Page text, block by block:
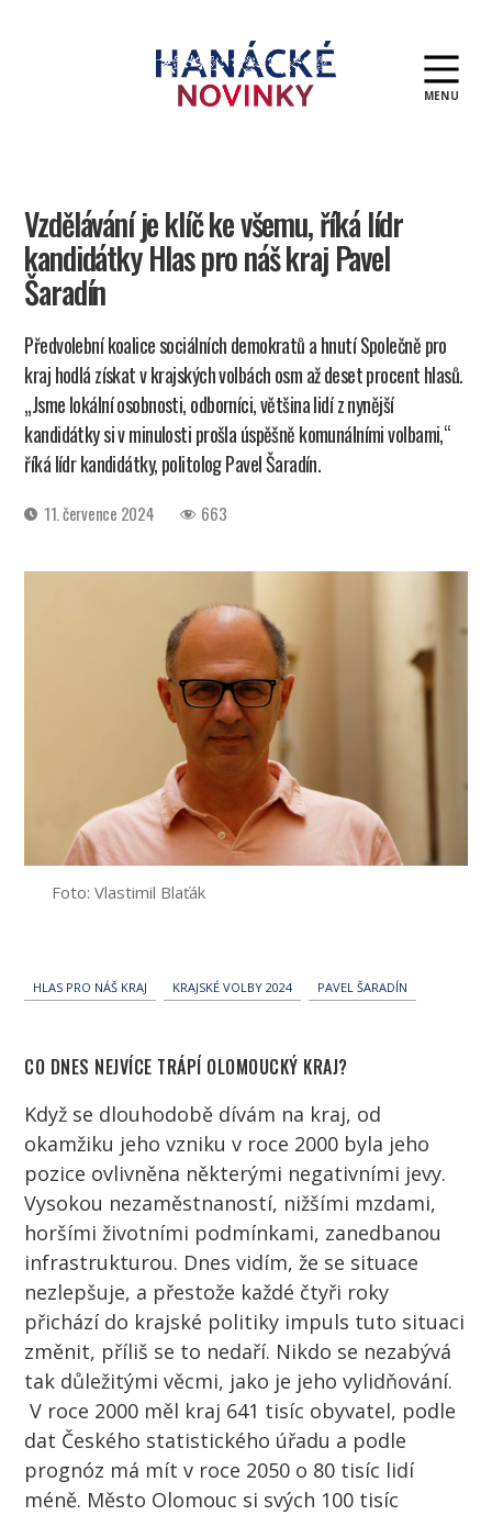
MENU
Vzdělávání je klíč ke všemu, říká lídr
kandidátky Hlas pro náš kraj Pavel
Šaradín
Předvolební koalice sociálních demokratů a hnutí Společně pro
kraj hodlá získat v krajských volbách osm až deset procent hlasů.
„Jsme lokální osobnosti, odborníci, většina lidí z nynější
kandidátky si v minulosti prošla úspěšně komunálními volbami,“
říká lídr kandidátky, politolog Pavel Šaradín.
Datum11. července 2024 663
Foto: Vlastimil Blaťák
HLAS PRO NÁŠ KRAJ KRAJSKÉ VOLBY 2024 PAVEL ŠARADÍN
CO DNES NEJVÍCE TRÁPÍ OLOMOUCKÝ KRAJ?
Když se dlouhodobě dívám na kraj, od
okamžiku jeho vzniku v roce 2000 byla jeho
pozice ovlivněna některými negativními jevy.
Vysokou nezaměstnaností, nižšími mzdami,
horšími životními podmínkami, zanedbanou
infrastrukturou. Dnes vidím, že se situace
nezlepšuje, a přestože každé čtyři roky
přichází do krajské politiky impuls tuto situaci
změnit, příliš se to nedaří. Nikdo se nezabývá
tak důležitými věcmi, jako je jeho vylidňování.
V roce 2000 měl kraj 641 tisíc obyvatel, podle
dat Českého statistického úřadu a podle
prognóz má mít v roce 2050 o 80 tisíc lidí
méně. Město Olomouc si svých 100 tisíc